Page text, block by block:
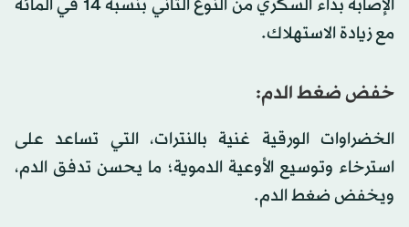
الإصابة بداء السكري من النوع الثاني بنسبة 14 في المائة
مع زيادة الاستهلاك.
خفض ضغط الدم:
الخضراوات الورقية غنية بالنترات، التي تساعد على
استرخاء وتوسيع الأوعية الدموية؛ ما يحسن تدفق الدم،
ويخفض ضغط الدم.